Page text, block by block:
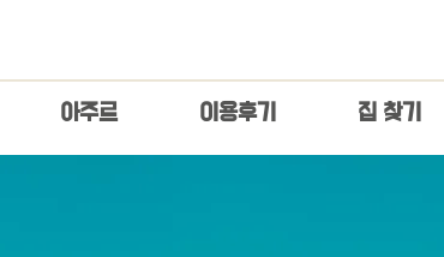
아주르 이용후기 집 찾기